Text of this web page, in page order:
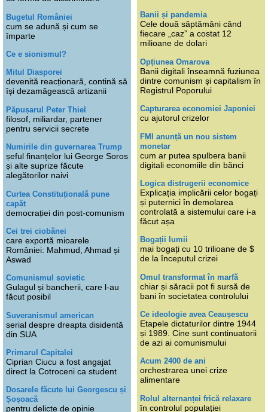
Bugetul României
cum se adună și cum se
împarte
Ce e sionismul?
Mitul Diasporei
devenită reacționară, contină să
își dezamăgească artizanii
Păpușarul Peter Thiel
filosof, miliardar, partener
pentru servicii secrete
Numirile din guvernarea Trump
șeful finanțelor lui George Soros
și alte suprize făcute
alegătorilor naivi
Curtea Constituțională pune
capăt
democrației din post-comunism
Cei trei ciobănei
care exportă mioarele
României: Mahmud, Ahmad și
Aswad
Comunismul sovietic
Gulagul și bancherii, care l-au
făcut posibil
Suveranismul american
serial despre dreapta disidentă
din SUA
Primarul Capitalei
Ciprian Ciucu a fost angajat
direct la Cotroceni ca student
Dosarele făcute lui Georgescu și
Șoșoacă
pentru delicte de opinie
Banii și pandemia
Cele două săptămâni când
fiecare „caz” a costat 12
milioane de dolari
Opțiunea Omarova
Banii digitali înseamnă fuziunea
dintre comunism și capitalism în
Registrul Poporului
Capturarea economiei Japoniei
cu ajutorul crizelor
FMI anunță un nou sistem
monetar
cum ar putea spulbera banii
digitali economiile din bănci
Logica distrugerii economice
Explicația implicării celor bogați
și puternici în demolarea
controlată a sistemului care i-a
făcut așa
Bogații lumii
mai bogați cu 10 trilioane de $
de la începutul crizei
Omul transformat în marfă
chiar și săracii pot fi sursă de
bani în societatea controlului
Ce ideologie avea Ceaușescu
Etapele dictaturilor dintre 1944
și 1989. Cine sunt continuatorii
de azi ai comunismului
Acum 2400 de ani
orchestrarea unei crize
alimentare
Rolul alternanței frică relaxare
în controlul populației